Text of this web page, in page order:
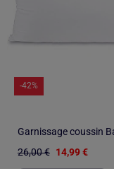
-42%
26,00 € 14,99 €